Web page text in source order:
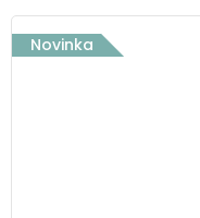
Novinka